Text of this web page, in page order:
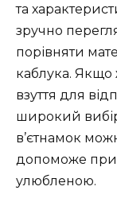
та
зручно
порівняти
каблука. Якщо
взуття для
широкий
в’єтнамок
допоможе
улюбленою.